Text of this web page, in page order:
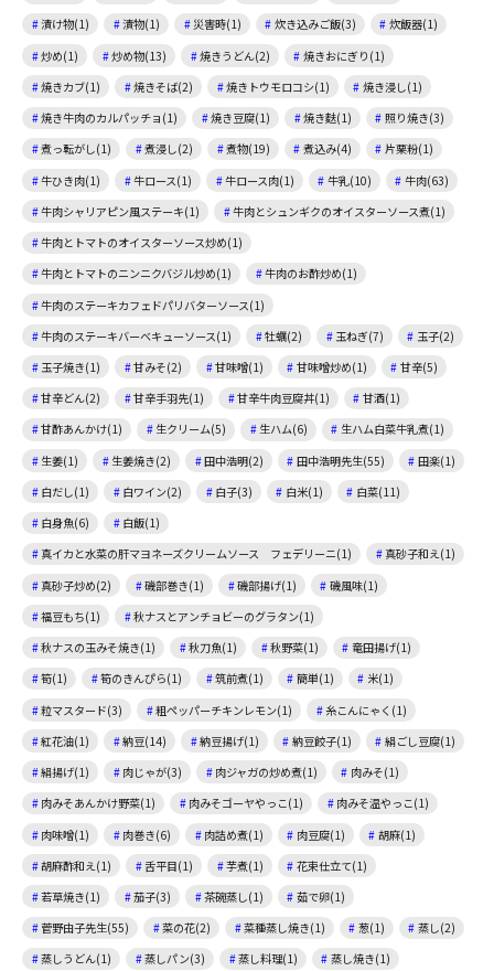
漬け物(1)
漬物(1) 災害時(1) 炊き込みご飯(3)
炊飯器(1)
炒め(1)
炒め物(13) 焼きうどん(2)
焼きおにぎり(1)
焼きカブ(1)
焼きそば(2) 焼きトウモロコシ(1)
焼き浸し(1)
焼き牛肉のカルパッチョ(1)
焼き豆腐(1) 焼き麩(1)
照り焼き(3)
煮っ転がし(1)
煮浸し(2) 煮物(19) 煮込み(4)
片栗粉(1)
牛ひき肉(1)
牛ロース(1) 牛ロース肉(1) 牛乳(10)
牛肉(63)
牛肉シャリアピン風ステーキ(1)
牛肉とシュンギクのオイスターソース煮(1)
牛肉とトマトのオイスターソース炒め(1)
牛肉とトマトのニンニクバジル炒め(1)
牛肉のお酢炒め(1)
牛肉のステーキカフェドパリバターソース(1)
牛肉のステーキバーベキューソース(1)
牡蠣(2) 玉ねぎ(7)
玉子(2)
玉子焼き(1)
甘みそ(2) 甘味噌(1) 甘味噌炒め(1)
甘辛(5)
甘辛どん(2)
甘辛手羽先(1) 甘辛牛肉豆腐丼(1)
甘酒(1)
甘酢あんかけ(1)
生クリーム(5) 生ハム(6)
生ハム白菜牛乳煮(1)
生姜(1)
生姜焼き(2) 田中浩明(2) 田中浩明先生(55)
田楽(1)
白だし(1)
白ワイン(2) 白子(3) 白米(1)
白菜(11)
白身魚(6)
白飯(1)
真イカと水菜の肝マヨネーズクリームソース フェデリーニ(1)
真砂子和え(1)
真砂子炒め(2)
磯部巻き(1) 磯部揚げ(1)
磯風味(1)
福豆もち(1)
秋ナスとアンチョビーのグラタン(1)
秋ナスの玉みそ焼き(1)
秋刀魚(1) 秋野菜(1)
竜田揚げ(1)
筍(1)
筍のきんぴら(1) 筑前煮(1) 簡単(1)
米(1)
粒マスタード(3)
粗ペッパーチキンレモン(1)
糸こんにゃく(1)
紅花油(1)
納豆(14) 納豆揚げ(1) 納豆餃子(1)
絹ごし豆腐(1)
絹揚げ(1)
肉じゃが(3) 肉ジャガの炒め煮(1)
肉みそ(1)
肉みそあんかけ野菜(1)
肉みそゴーヤやっこ(1)
肉みそ温やっこ(1)
肉味噌(1)
肉巻き(6) 肉詰め煮(1) 肉豆腐(1)
胡麻(1)
胡麻酢和え(1)
舌平目(1) 芋煮(1)
花束仕立て(1)
若草焼き(1)
茄子(3) 茶碗蒸し(1)
茹で卵(1)
菅野由子先生(55)
菜の花(2) 菜種蒸し焼き(1) 葱(1)
蒸し(2)
蒸しうどん(1)
蒸しパン(3) 蒸し料理(1)
蒸し焼き(1)